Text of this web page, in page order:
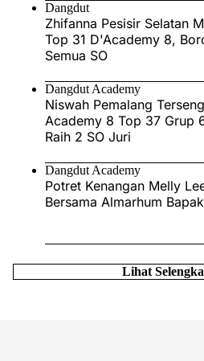
Dangdut
Zhifanna Pesisir Selatan
Top 31 D'Academy 8,
Semua SO
Dangdut Academy
Niswah Pemalang
Academy 8 Top 37 Grup
Raih 2 SO Juri
Dangdut Academy
Potret Kenangan Melly
Bersama Almarhum
Lihat